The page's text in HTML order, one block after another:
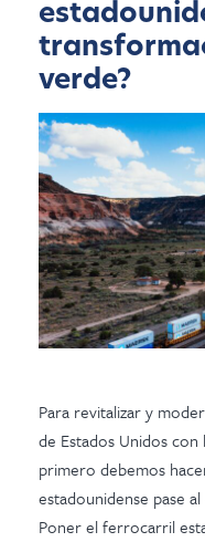
verde?
Para revitalizar y
de Estados Unidos
primero debemos
estadounidense pase
Poner el ferrocarril